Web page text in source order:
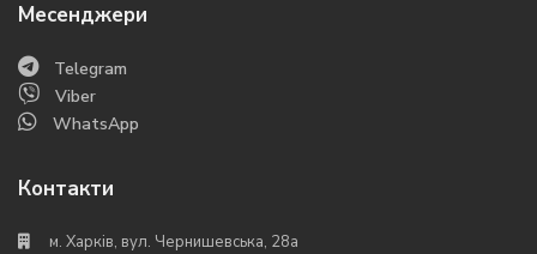
Месенджери
Telegram
Viber
WhatsApp
Контакти
м. Харків, вул. Чернишевська, 28а